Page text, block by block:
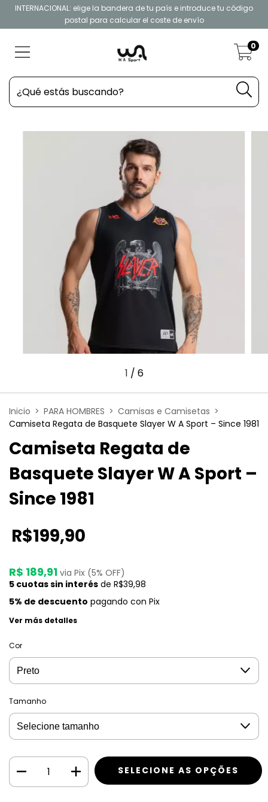
INTERNACIONAL: elige la bandera de tu país e introduce tu código
postal para calcular el coste de envío
0
1 / 6
Inicio > PARA HOMBRES > Camisas e Camisetas >
Camiseta Regata de Basquete Slayer W A Sport – Since 1981
Camiseta Regata de
Basquete Slayer W A Sport –
Since 1981
R$199,90
R$ 189,91 via Pix (5% OFF)
5 cuotas sin interés de R$39,98
5% de descuento pagando con Pix
Ver más detalles
Cor
Tamanho